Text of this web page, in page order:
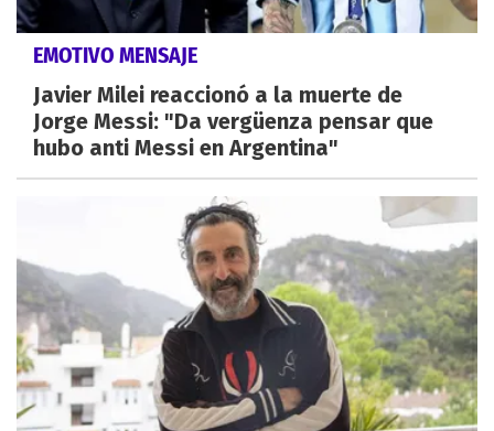
EMOTIVO MENSAJE
Javier Milei reaccionó a la muerte de
Jorge Messi: "Da vergüenza pensar que
hubo anti Messi en Argentina"